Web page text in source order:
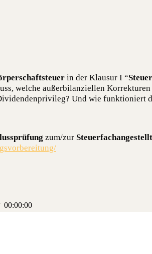
in der Klau­sur I “
wel­che außer­bi­lan­zi­el­len
Und wie funk­tio­niert
zum/zur
00:00:00